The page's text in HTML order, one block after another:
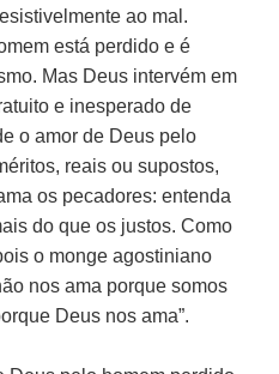
ao mal.
está perdido e é
Mas Deus intervém em
e inesperado de
o amor de Deus pelo
reais ou supostos,
os pecadores: entenda
do que os justos. Como
o monge agostiniano
nos ama porque somos
Deus nos ama”.